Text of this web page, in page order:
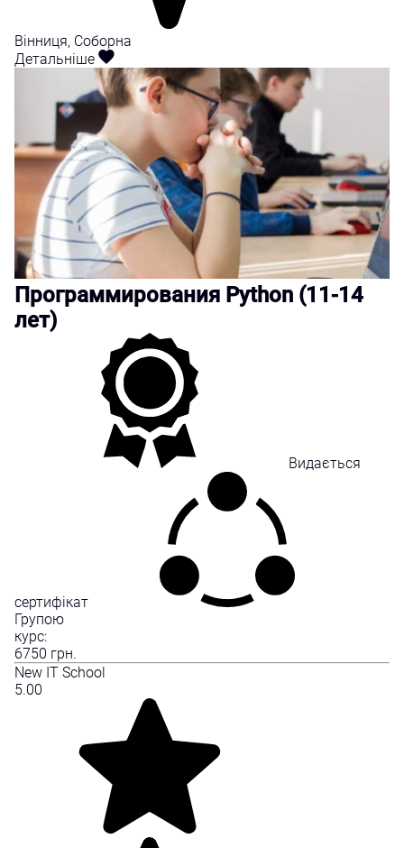
Вінниця, Соборна
Детальніше
Программирования Python (11-14
лет)
Видається
сертифікат
Групою
курс:
6750 грн.
New IT School
5.00